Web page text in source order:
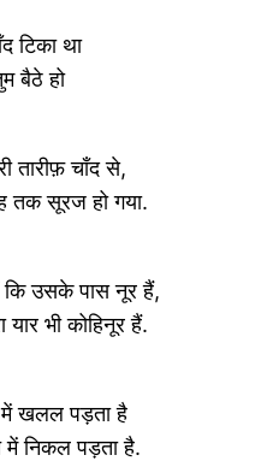
टिका था
बैठे हो
तारीफ़ चाँद से,
तक सूरज हो गया.
उसके पास नूर हैं,
यार भी कोहिनूर हैं.
में खलल पड़ता है
में निकल पड़ता है.